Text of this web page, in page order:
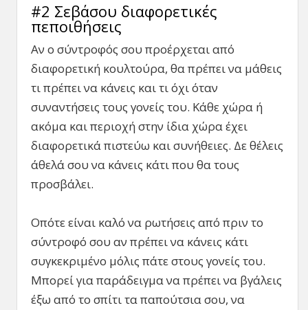
#2 Σεβάσου διαφορετικές
πεποιθήσεις
Αν ο σύντροφός σου προέρχεται από
διαφορετική κουλτούρα, θα πρέπει να μάθεις
τι πρέπει να κάνεις και τι όχι όταν
συναντήσεις τους γονείς του. Κάθε χώρα ή
ακόμα και περιοχή στην ίδια χώρα έχει
διαφορετικά πιστεύω και συνήθειες. Δε θέλεις
άθελά σου να κάνεις κάτι που θα τους
προσβάλει.
Οπότε είναι καλό να ρωτήσεις από πριν το
σύντροφό σου αν πρέπει να κάνεις κάτι
συγκεκριμένο μόλις πάτε στους γονείς του.
Μπορεί για παράδειγμα να πρέπει να βγάλεις
έξω από το σπίτι τα παπούτσια σου, να